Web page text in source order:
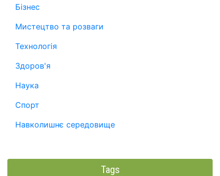
Бізнес
Мистецтво та розваги
Технологія
Здоров'я
Наука
Спорт
Навколишнє середовище
Tags